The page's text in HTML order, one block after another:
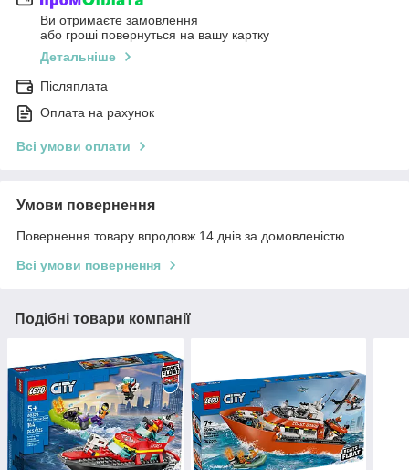
Ви отримаєте замовлення
або гроші повернуться на вашу картку
Детальніше
Післяплата
Оплата на рахунок
Всі умови оплати
Умови повернення
Повернення товару впродовж 14 днів за домовленістю
Всі умови повернення
Подібні товари компанії